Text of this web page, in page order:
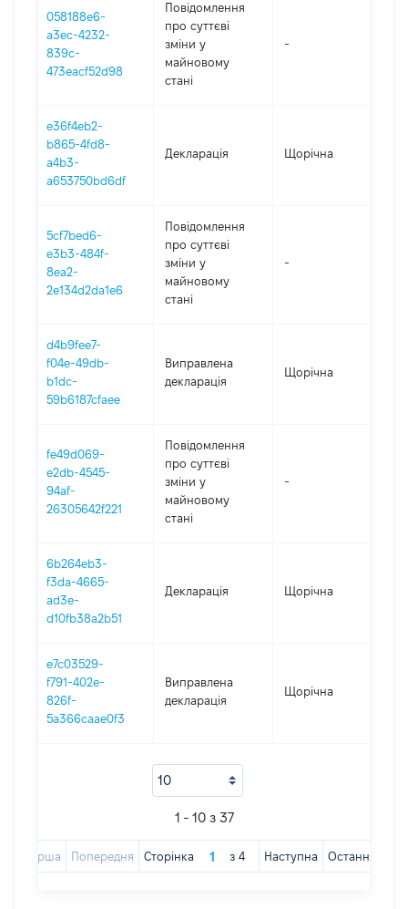
058188e6-
a3ec-4232-
839c-
473eacf52d98
Повідомлення
про суттєві
зміни y
майновому
стані
-
e36f4eb2-
b865-4fd8-
a4b3-
a653750bd6df
Декларація Щорічна
5cf7bed6-
e3b3-484f-
8ea2-
2e134d2da1e6
Повідомлення
про суттєві
зміни y
майновому
стані
-
d4b9fee7-
f04e-49db-
b1dc-
59b6187cfaee
Виправлена
декларація
Щорічна
fe49d069-
e2db-4545-
94af-
26305642f221
Повідомлення
про суттєві
зміни y
майновому
стані
-
6b264eb3-
f3da-4665-
ad3e-
d10fb38a2b51
Декларація Щорічна
e7c03529-
f791-402e-
826f-
5a366caae0f3
Виправлена
декларація
Щорічна
1 - 10 з 37
Перша Попередня Сторінка з 4 Наступна Остання